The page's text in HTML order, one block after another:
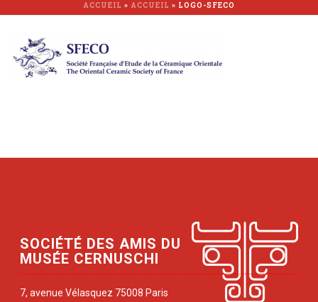
ACCUEIL » ACCUEIL » LOGO-SFECO
SOCIÉTÉ DES AMIS DU
MUSÉE CERNUSCHI
7, avenue Vélasquez 75008 Paris